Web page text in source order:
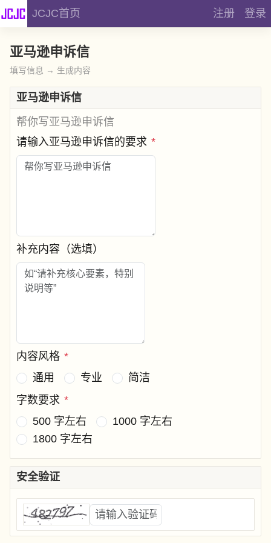
JCJC首页 注册 登录
亚马逊申诉信
填写信息 → 生成内容
亚马逊申诉信
帮你写亚马逊申诉信
请输入亚马逊申诉信的要求 *
补充内容（选填）
内容风格 *
通用
专业
简洁
字数要求 *
500 字左右
1000 字左右
1800 字左右
安全验证